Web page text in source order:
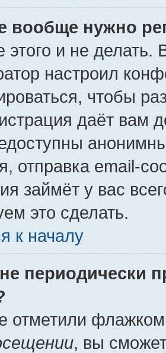
вообще нужно
и не делать.
настроил
чтобы
даёт вам
отправка email-
займёт у вас
это сделать.
к началу
периодически
отметили
, вы